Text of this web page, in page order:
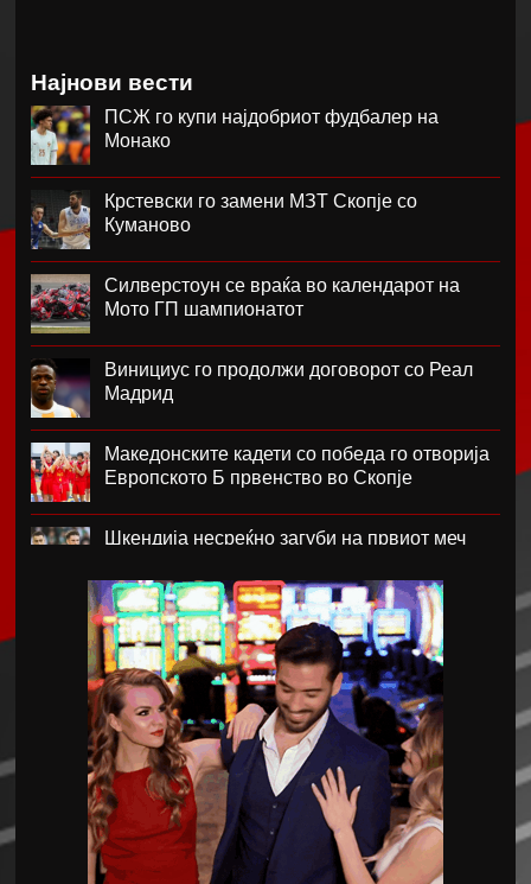
Најнови вести
ПСЖ го купи најдобриот фудбалер на
Монако
Крстевски го замени МЗТ Скопје со
Куманово
Силверстоун се враќа во календарот на
Мото ГП шампионатот
Винициус го продолжи договорот со Реал
Мадрид
Македонските кадети со победа го отворија
Европското Б првенство во Скопје
Шкендија несреќно загуби на првиот меч
Реал го официјализира рекордниот
трансфер на Диоманде
Томас Волкап преговара со Дубаи
Перишиќ дал согласност за враќање во
Интер
Лусаил го претстави Георг Стојановски